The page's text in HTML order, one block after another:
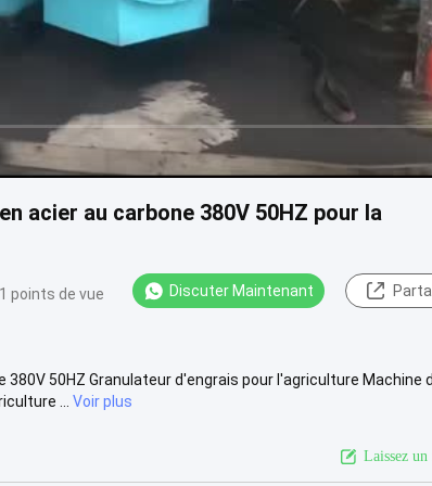
acier au carbone 380V 50HZ pour la
points de vue Discuter Maintenant
50HZ Granulateur d'engrais pour l'agriculture Machine
...
Voir plus
Laissez un